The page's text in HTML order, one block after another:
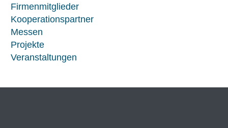
Firmenmitglieder
Kooperationspartner
Messen
Projekte
Veranstaltungen